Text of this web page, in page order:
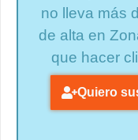
no lleva más
de alta en
que hacer
Quiero